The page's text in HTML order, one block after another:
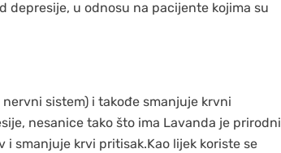
depresije, u odnosu na pacijente kojima su
sistem) i takođe smanjuje krvni
nesanice tako što ima Lavanda je prirodni
smanjuje krvi pritisak.Kao lijek koriste se